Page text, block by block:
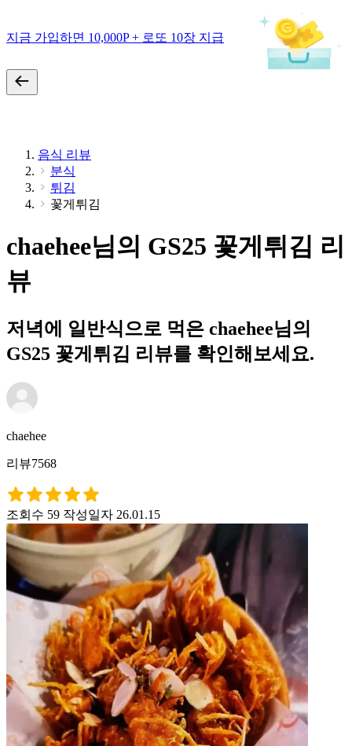
지금 가입하면 10,000P + 로또 10장 지급
음식 리뷰
분식
튀김
꽃게튀김
chaehee님의 GS25 꽃게튀김 리
뷰
저녁에 일반식으로 먹은 chaehee님의
GS25 꽃게튀김 리뷰를 확인해보세요.
chaehee
리뷰7568
조회수 59 작성일자 26.01.15